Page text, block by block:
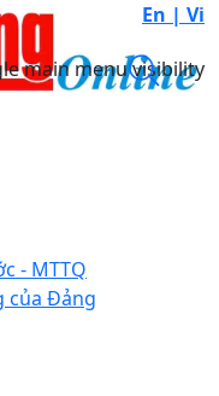
En | Vi
main menu visibility
- MTTQ
của Đảng